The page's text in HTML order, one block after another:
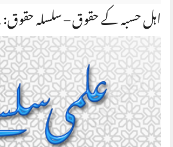
اہل حسبہ کے حقوق – سلسلہ حقوق: 12